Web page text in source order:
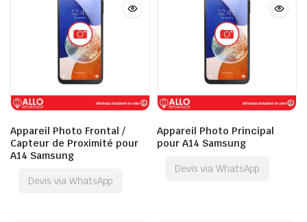
Appareil Photo Frontal /
Capteur de Proximité pour
A14 Samsung
Devis via WhatsApp
Appareil Photo Principal
pour A14 Samsung
Devis via WhatsApp